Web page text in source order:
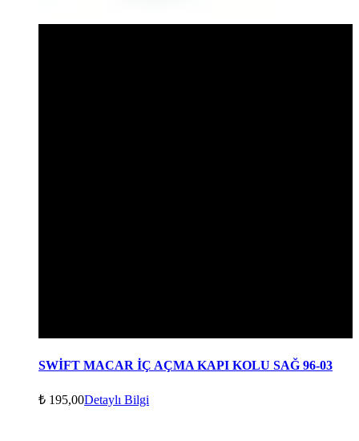
SWİFT MACAR İÇ AÇMA KAPI KOLU SAĞ 96-03
₺ 195,00Detaylı Bilgi